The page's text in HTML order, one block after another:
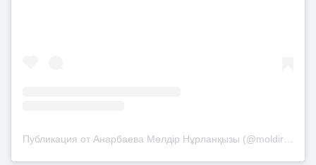
Публикация от Анарбаева Мөлдір Нұрланқызы (@moldir_anarbaeva)